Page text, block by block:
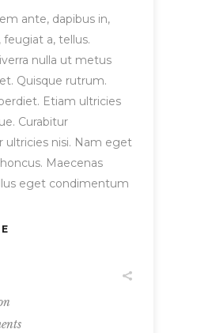
ante, dapibus in,
feugiat a, tellus.
nulla ut metus
Quisque rutrum.
Etiam ultricies
Curabitur
ultricies nisi. Nam eget
Maecenas
eget condimentum